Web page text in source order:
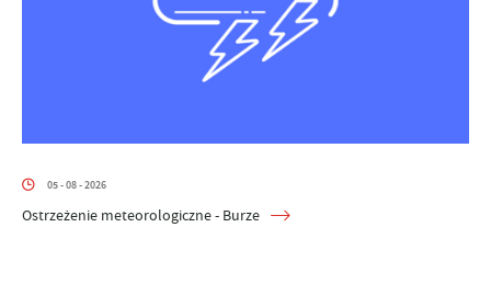
05 - 08 - 2026
Ostrzeżenie meteorologiczne - Burze